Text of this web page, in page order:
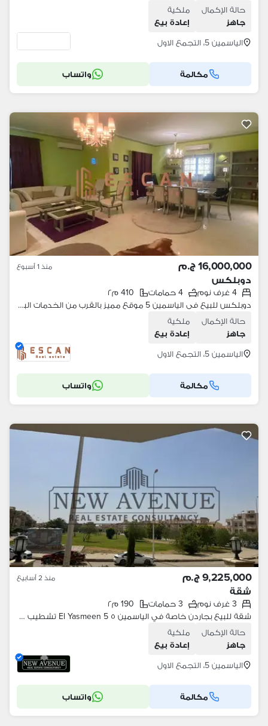
حالة الإكمال
جاهز
ملكية
إعادة بيع
الياسمين 5، التجمع الاول
مكالمة واتساب
16,000,000 ج.م منذ 1 أسبوع
دوبلكس
4 غرف نوم 4 حمامات
410 م٢
دوبلكس للبيع فى الياسمين 5 موقع مميز بالقرب من الخدمات البيع بالمطبخ
حالة الإكمال
جاهز
ملكية
إعادة بيع
الياسمين 5، التجمع الاول
مكالمة واتساب
9,225,000 ج.م منذ 2 أسابيع
شقة
3 غرف نوم 3 حمامات
190 م٢
شقة للبيع بجاردن خاصة في الياسمين ٥ El Yasmeen 5 تشطيب كامل بالمطبخ جاهزة للسكن في موقع مميز
حالة الإكمال
جاهز
ملكية
إعادة بيع
الياسمين 5، التجمع الاول
مكالمة واتساب